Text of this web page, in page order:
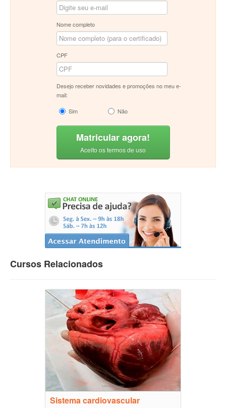
Nome completo
CPF
Desejo receber novidades e promoções no meu e-
mail:
Sim
Não
Matricular agora!
Aceito os termos de uso
Cursos Relacionados
Sistema cardiovascular